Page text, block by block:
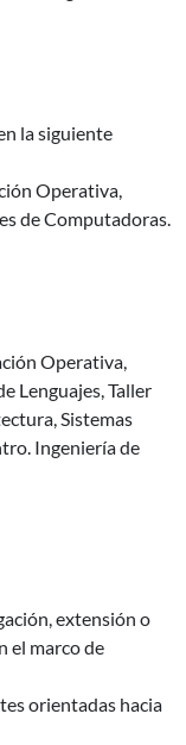
la siguiente
Operativa,
de Computadoras.
Operativa,
Lenguajes, Taller
Sistemas
Ingeniería de
extensión o
el marco de
orientadas hacia